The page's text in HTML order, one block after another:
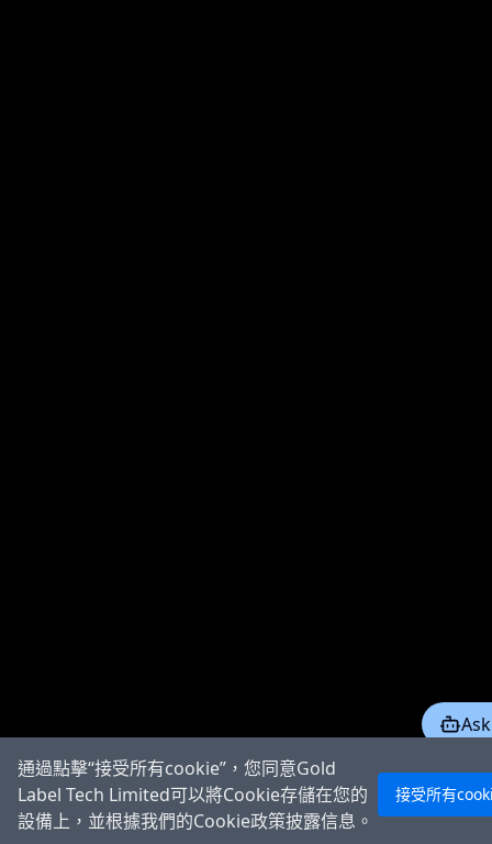
通過點擊“接受所有cookie”，您同意Gold
Label Tech Limited可以將Cookie存儲在您的
設備上，並根據我們的Cookie政策披露信息。
接受所有